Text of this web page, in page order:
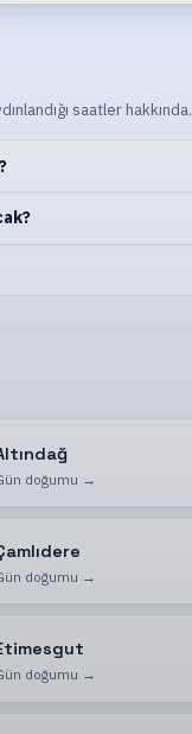
saatler hakkında.
doğumu →
doğumu →
doğumu →